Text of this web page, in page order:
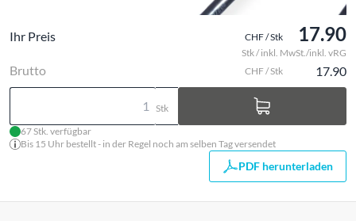
Ihr Preis CHF / Stk 17.90
Stk / inkl. MwSt./inkl. vRG
Brutto CHF / Stk 17.90
Stk
67 Stk. verfügbar
Bis 15 Uhr bestellt - in der Regel noch am selben Tag versendet
PDF herunterladen